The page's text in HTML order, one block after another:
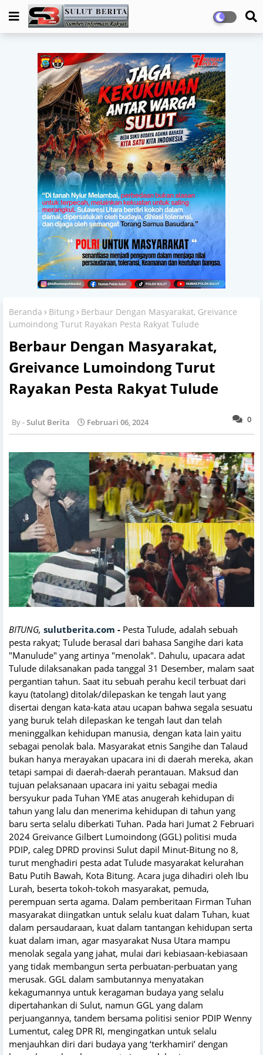
Beranda Bitung
Berbaur Dengan Masyarakat, Greivance
Lumoindong Turut Rayakan Pesta Rakyat Tulude
Berbaur Dengan Masyarakat,
Greivance Lumoindong Turut
Rayakan Pesta Rakyat Tulude
0
Sulut Berita Februari 06, 2024
BITUNG, sulutberita.com - Pesta Tulude, adalah sebuah
pesta rakyat; Tulude berasal dari bahasa Sangihe dari kata
"Manulude" yang artinya "menolak". Dahulu, upacara adat
Tulude dilaksanakan pada tanggal 31 Desember, malam saat
pergantian tahun. Saat itu sebuah perahu kecil terbuat dari
kayu (tatolang) ditolak/dilepaskan ke tengah laut yang
disertai dengan kata-kata atau ucapan bahwa segala sesuatu
yang buruk telah dilepaskan ke tengah laut dan telah
meninggalkan kehidupan manusia, dengan kata lain yaitu
sebagai penolak bala. Masyarakat etnis Sangihe dan Talaud
bukan hanya merayakan upacara ini di daerah mereka, akan
tetapi sampai di daerah-daerah perantauan. Maksud dan
tujuan pelaksanaan upacara ini yaitu sebagai media
bersyukur pada Tuhan YME atas anugerah kehidupan di
tahun yang lalu dan menerima kehidupan di tahun yang
baru serta selalu diberkati Tuhan. Pada hari Jumat 2 Februari
2024 Greivance Gilbert Lumoindong (GGL) politisi muda
PDIP, caleg DPRD provinsi Sulut dapil Minut-Bitung no 8,
turut menghadiri pesta adat Tulude masyarakat kelurahan
Batu Putih Bawah, Kota Bitung. Acara juga dihadiri oleh Ibu
Lurah, beserta tokoh-tokoh masyarakat, pemuda,
perempuan serta agama. Dalam pemberitaan Firman Tuhan
masyarakat diingatkan untuk selalu kuat dalam Tuhan, kuat
dalam persaudaraan, kuat dalam tantangan kehidupan serta
kuat dalam iman, agar masyarakat Nusa Utara mampu
menolak segala yang jahat, mulai dari kebiasaan-kebiasaan
yang tidak membangun serta perbuatan-perbuatan yang
merusak. GGL dalam sambutannya menyatakan
kekagumannya untuk keragaman budaya yang selalu
dipertahankan di Sulut, namun GGL yang dalam
perjuangannya, tandem bersama politisi senior PDIP Wenny
Lumentut, caleg DPR RI, mengingatkan untuk selalu
menjauhkan diri dari budaya yang ‘terkhamiri’ dengan